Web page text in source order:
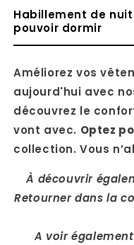
Habillement de
pouvoir dormir
Améliorez vos
aujourd'hui avec
découvrez le
vont avec. Optez
collection. Vous
À découvrir
Retourner dans la
A voir